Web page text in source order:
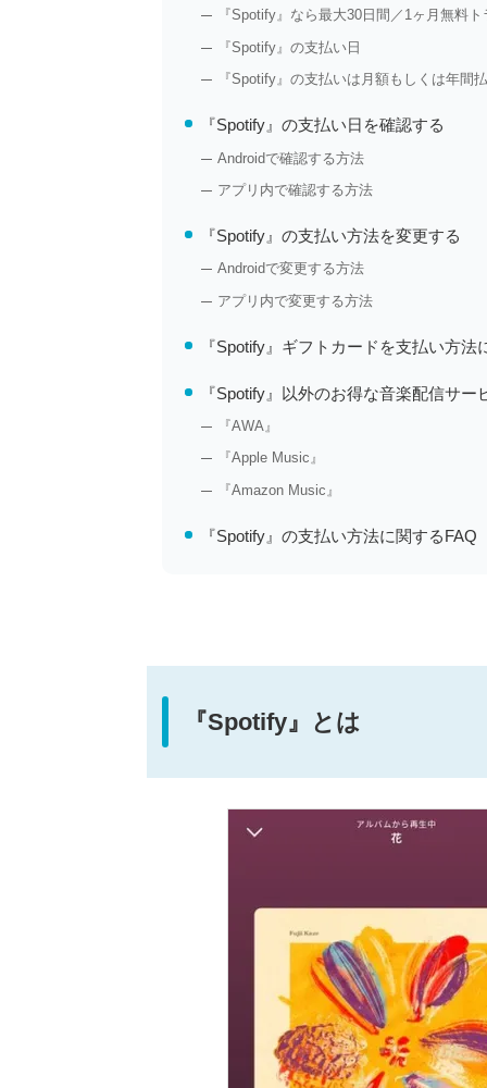
『Spotify』なら最大30日間／1ヶ月無料
『Spotify』の支払い日
『Spotify』の支払いは月額もしくは年間
『Spotify』の支払い日を確認する
Androidで確認する方法
アプリ内で確認する方法
『Spotify』の支払い方法を変更する
Androidで変更する方法
アプリ内で変更する方法
『Spotify』ギフトカードを支払い方法
『Spotify』以外のお得な音楽配信サー
『AWA』
『Apple Music』
『Amazon Music』
『Spotify』の支払い方法に関するFAQ
『Spotify』とは